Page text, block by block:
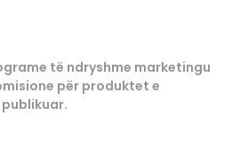
të ndryshme marketingu
për produktet e